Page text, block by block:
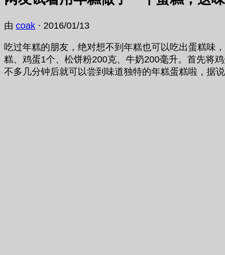
由 coak · 2016/01/13
吃过年糕的朋友，绝对想不到年糕也可以吃出蛋糕味
糕、鸡蛋1个、松饼粉200克、牛奶200毫升。首先将
不多几分钟后就可以尝到味道独特的年糕蛋糕啦，据说